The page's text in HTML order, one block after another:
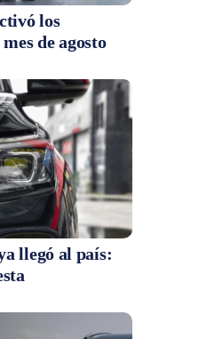
los
de agosto
llegó al país: